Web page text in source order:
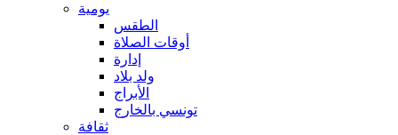
يومية
الطقس
أوقات الصلاة
إدارة
ولد بلاد
الأبراج
تونسي بالخارج
ثقافة